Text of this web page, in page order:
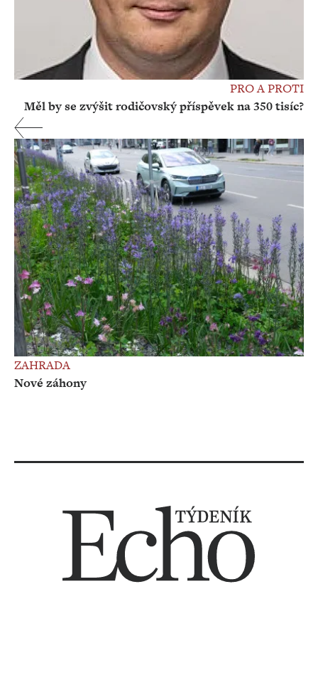
PRO A PROTI
Měl by se zvýšit rodičovský příspěvek na 350 tisíc?
ZAHRADA
Nové záhony